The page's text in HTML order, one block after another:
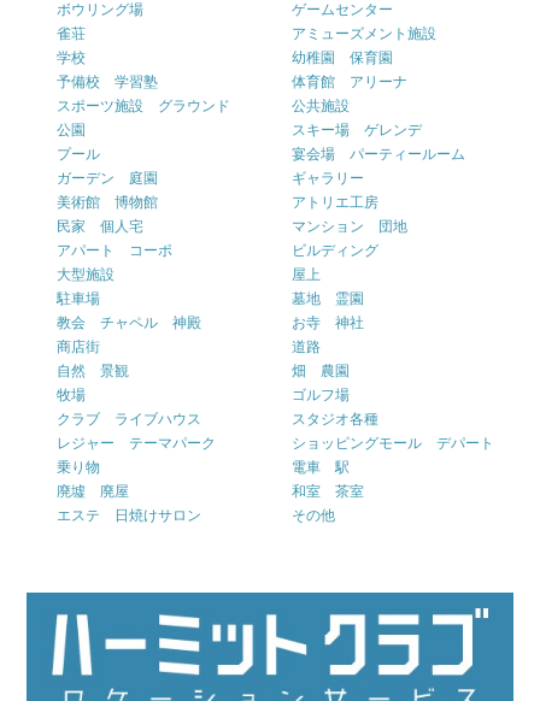
ボウリング場
ゲームセンター
雀荘
アミューズメント施設
学校
幼稚園 保育園
予備校 学習塾
体育館 アリーナ
スポーツ施設 グラウンド
公共施設
公園
スキー場 ゲレンデ
プール
宴会場 パーティールーム
ガーデン 庭園
ギャラリー
美術館 博物館
アトリエ工房
民家 個人宅
マンション 団地
アパート コーポ
ビルディング
大型施設
屋上
駐車場
墓地 霊園
教会 チャペル 神殿
お寺 神社
商店街
道路
自然 景観
畑 農園
牧場
ゴルフ場
クラブ ライブハウス
スタジオ各種
レジャー テーマパーク
ショッピングモール デパート
乗り物
電車 駅
廃墟 廃屋
和室 茶室
エステ 日焼けサロン
その他